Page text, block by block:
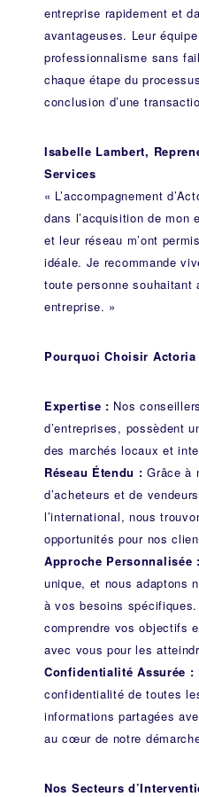
entreprise rapidement et
avantageuses. Leur équipe
professionnalisme sans
chaque étape du
conclusion d’une
Isabelle Lambert,
Services
« L’accompagnement
dans l’acquisition de mon
et leur réseau m’ont
idéale. Je recommande
toute personne souhaitant
entreprise. »
Pourquoi Choisir
Expertise : Nos
d’entreprises, possèdent
des marchés locaux et
Réseau Étendu : Grâce à
d’acheteurs et de
l’international, nous
opportunités pour nos
Approche Personnalisée :
unique, et nous adaptons
à vos besoins
comprendre vos objectifs
avec vous pour les
Confidentialité Assurée :
confidentialité de toutes
informations partagées
au cœur de notre
Nos Secteurs